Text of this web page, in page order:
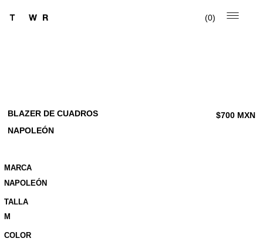
0
BLAZER DE CUADROS
NAPOLEÓN
$700MXN
MARCA
NAPOLEÓN
TALLA
M
COLOR